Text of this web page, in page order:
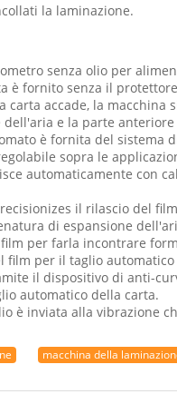
la laminazione.
senza olio per
è fornito senza il
accade, la
e la parte
è fornita del sistema
sopra le
automaticamente con
il rilascio del
di espansione
per farla incontrare
per il taglio
il dispositivo di anti-
automatico della carta.
è inviata alla vibrazione
macchina della